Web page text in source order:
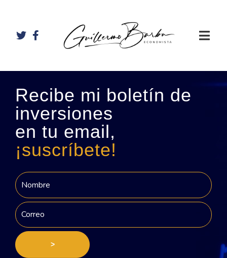
Recibe mi boletín de
inversiones
en tu email,
¡suscríbete!
>